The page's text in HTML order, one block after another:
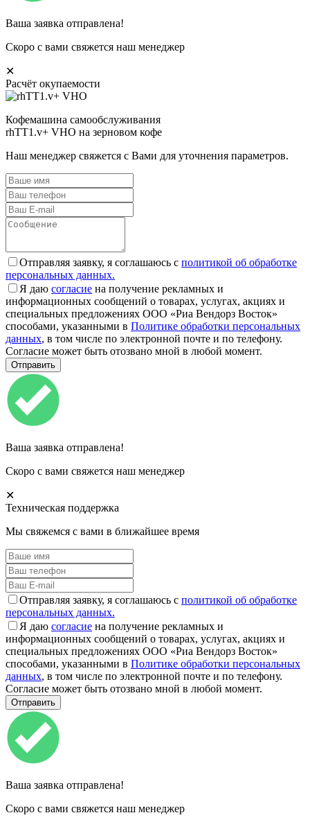
Ваша заявка отправлена!
Скоро с вами свяжется наш менеджер
✕
Расчёт окупаемости
Кофемашина самообслуживания
rhTT1.v+ VHO на зерновом кофе
Наш менеджер свяжется с Вами для уточнения параметров.
Отправляя заявку, я соглашаюсь с политикой об обработке
персональных данных.
Я даю согласие на получение рекламных и
информационных сообщений о товарах, услугах, акциях и
специальных предложениях ООО «Риа Вендорз Восток»
способами, указанными в Политике обработки персональных
данных, в том числе по электронной почте и по телефону.
Согласие может быть отозвано мной в любой момент.
Ваша заявка отправлена!
Скоро с вами свяжется наш менеджер
✕
Техническая поддержка
Мы свяжемся с вами в ближайшее время
Отправляя заявку, я соглашаюсь с политикой об обработке
персональных данных.
Я даю согласие на получение рекламных и
информационных сообщений о товарах, услугах, акциях и
специальных предложениях ООО «Риа Вендорз Восток»
способами, указанными в Политике обработки персональных
данных, в том числе по электронной почте и по телефону.
Согласие может быть отозвано мной в любой момент.
Ваша заявка отправлена!
Скоро с вами свяжется наш менеджер